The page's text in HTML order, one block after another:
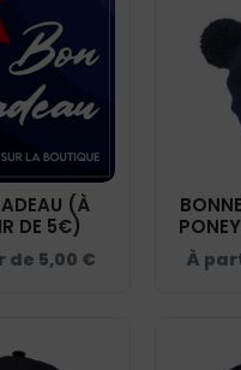
(À
DE 5€)
de 5,00 €
DE
À